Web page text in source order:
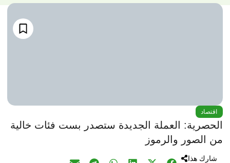
اقتصاد
الحصرية: العملة الجديدة ستصدر بست فئات خالية
من الصور والرموز
شارك هذا